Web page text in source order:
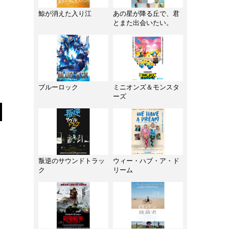
鯨が消えた入り江
あの星が降る丘で、君
とまた出会いたい。
ブルーロック
ミニオンズ＆モンスタ
ーズ
叛逆のサウンドトラッ
ク
ウィー・ハブ・ア・ド
リーム